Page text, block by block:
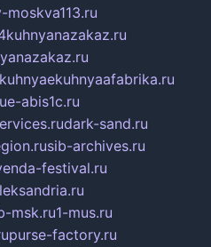
kuhnyaekuhnyaafabrika.ru
e-abis1c.ru
dark-sand.ru
sib-archives.ru
festival.ru
msk.ru1-mus.ru
purse-factory.ru